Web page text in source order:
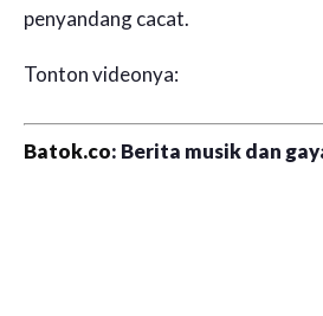
penyandang cacat.
Tonton videonya:
Batok.co: Berita musik dan